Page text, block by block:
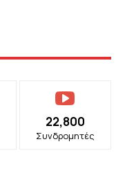
22,800
Συνδρομητές